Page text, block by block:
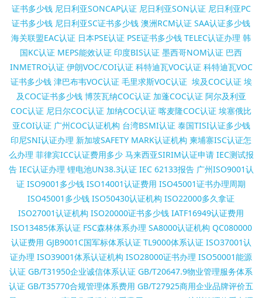
证书多少钱 尼日利亚SONCAP认证 尼日利亚SON认证 尼日利亚PC
证书多少钱 尼日利亚SC证书多少钱 澳洲RCM认证 SAA认证多少钱
海关联盟EAC认证 日本PSE认证 PSE证书多少钱 TELEC认证办理 韩
国KC认证 MEPS能效认证 印度BIS认证 墨西哥NOM认证 巴西
INMETRO认证 伊朗VOC/COI认证 科特迪瓦VOC认证 科特迪瓦VOC
证书多少钱 津巴布韦VOC认证 毛里求斯VOC认证 埃及COC认证 埃
及COC证书多少钱 博茨瓦纳COC认证 加蓬COC认证 阿尔及利亚
COC认证 尼日尔COC认证 加纳COC认证 喀麦隆COC认证 埃塞俄比
亚COI认证 广州COC认证机构 台湾BSMI认证 泰国TISI认证多少钱
印尼SNI认证办理 新加坡SAFETY MARK认证机构 柬埔寨ISC认证怎
么办理 菲律宾ICC认证费用多少 马来西亚SIRIM认证申请 IEC测试报
告 IEC认证办理 锂电池UN38.3认证 IEC 62133报告 广州ISO9001认
证 ISO9001多少钱 ISO14001认证费用 ISO45001证书办理周期
ISO45001多少钱 ISO50430认证机构 ISO22000多久拿证
ISO27001认证机构 ISO20000证书多少钱 IATF16949认证费用
ISO13485体系认证 FSC森林体系办理 SA8000认证机构 QC080000
认证费用 GJB9001C国军标体系认证 TL9000体系认证 ISO37001认
证办理 ISO39001体系认证机构 ISO28000证书办理 ISO50001能源
认证 GB/T31950企业诚信体系认证 GB/T20647.9物业管理服务体系
认证 GB/T35770合规管理体系费用 GB/T27925商用企业品牌评价五